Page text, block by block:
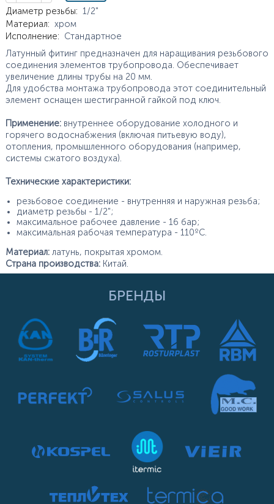
Характеристики
Диаметр резьбы: 1/2"
Материал: хром
Исполнение: Стандартное
Латунный фитинг предназначен для наращивания резьбового
соединения элементов трубопровода. Обеспечивает
увеличение длины трубы на 20 мм.
Для удобства монтажа трубопровода этот соединительный
элемент оснащен шестигранной гайкой под ключ.
Применение: внутреннее оборудование холодного и
горячего водоснабжения (включая питьевую воду),
отопления, промышленного оборудования (например,
системы сжатого воздуха).
Технические характеристики:
резьбовое соединение - внутренняя и наружная резьба;
диаметр резьбы - 1/2";
максимальное рабочее давление - 16 бар;
максимальная рабочая температура - 110ºС.
Материал:латунь, покрытая хромом.
Страна производства:Китай.
БРЕНДЫ